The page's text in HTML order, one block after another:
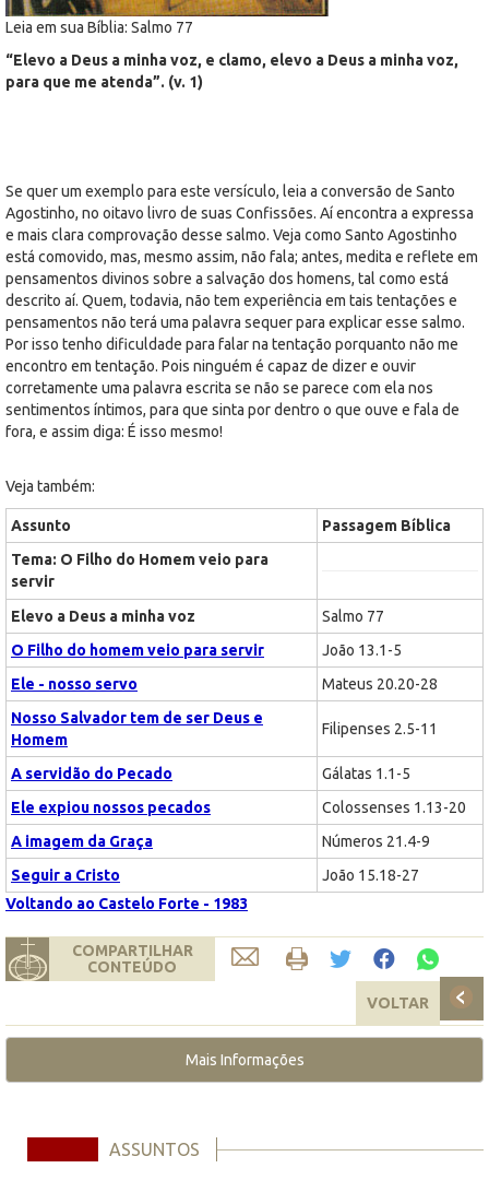
Leia em sua Bíblia: Salmo 77
“Elevo a Deus a minha voz, e clamo, elevo a Deus a minha voz,
para que me atenda”. (v. 1)
Se quer um exemplo para este versículo, leia a conversão de Santo
Agostinho, no oitavo livro de suas Confissões. Aí encontra a expressa
e mais clara comprovação desse salmo. Veja como Santo Agostinho
está comovido, mas, mesmo assim, não fala; antes, medita e reflete em
pensamentos divinos sobre a salvação dos homens, tal como está
descrito aí. Quem, todavia, não tem experiência em tais tentações e
pensamentos não terá uma palavra sequer para explicar esse salmo.
Por isso tenho dificuldade para falar na tentação porquanto não me
encontro em tentação. Pois ninguém é capaz de dizer e ouvir
corretamente uma palavra escrita se não se parece com ela nos
sentimentos íntimos, para que sinta por dentro o que ouve e fala de
fora, e assim diga: É isso mesmo!
Veja também:
Assunto
Passagem Bíblica
Tema: O Filho do Homem veio para
servir
Elevo a Deus a minha voz
Salmo 77
O Filho do homem veio para servir
João 13.1-5
Ele - nosso servo
Mateus 20.20-28
Nosso Salvador tem de ser Deus e
Homem
Filipenses 2.5-11
A servidão do Pecado
Gálatas 1.1-5
Ele expiou nossos pecados
Colossenses 1.13-20
A imagem da Graça
Números 21.4-9
Seguir a Cristo
João 15.18-27
Voltando ao Castelo Forte - 1983
COMPARTILHAR
CONTEÚDO
VOLTAR
Mais Informações
ASSUNTOS